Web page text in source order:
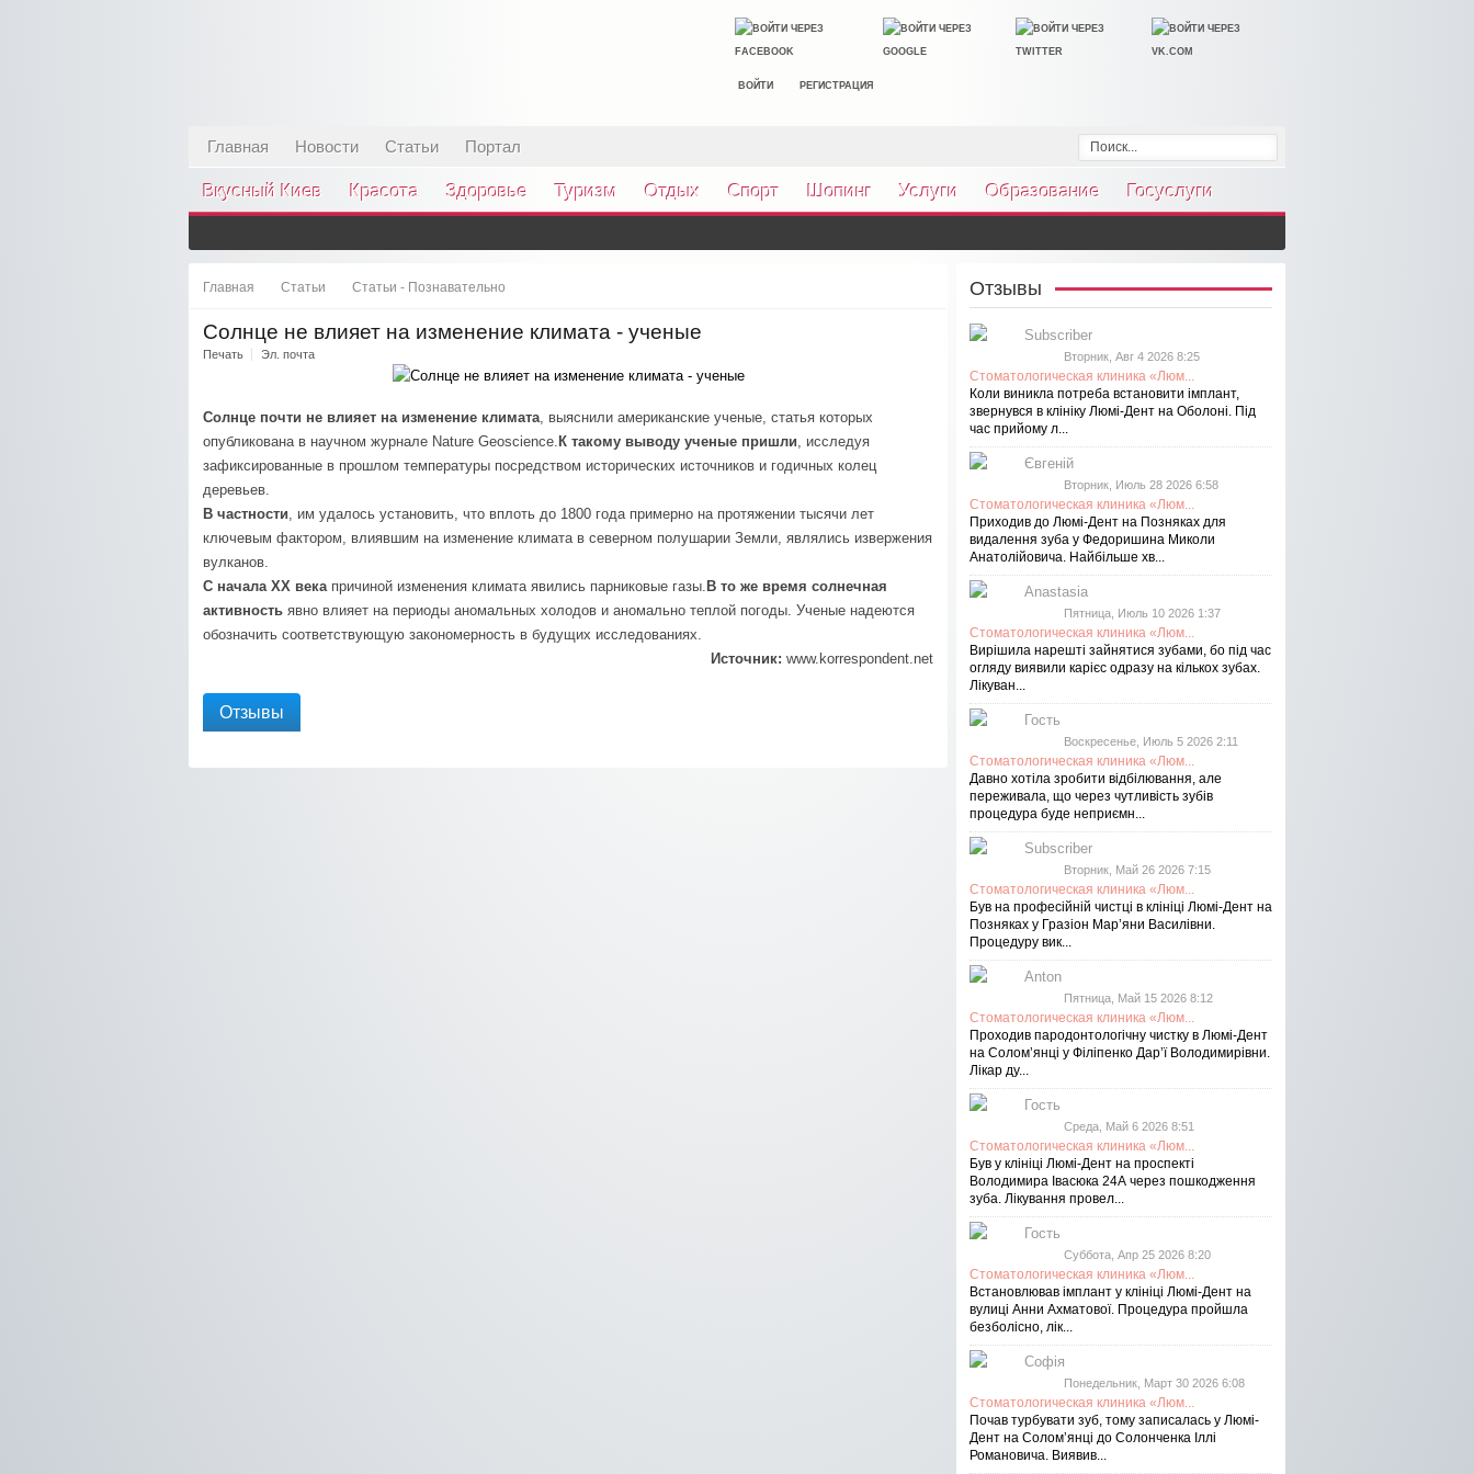
ВОЙТИ РЕГИСТРАЦИЯ
Главная Новости Статьи Портал
Вкусный Киев Красота Здоровье Туризм Отдых Спорт Шопинг Услуги Образование Госуслуги
Главная Статьи Статьи - Познавательно
Солнце не влияет на изменение климата - ученые
Печать Эл. почта
Солнце почти не влияет на изменение климата, выяснили американские ученые, статья которых
опубликована в научном журнале Nature Geoscience. К такому выводу ученые пришли, исследуя
зафиксированные в прошлом температуры посредством исторических источников и годичных колец
деревьев.
В частности, им удалось установить, что вплоть до 1800 года примерно на протяжении тысячи лет
ключевым фактором, влиявшим на изменение климата в северном полушарии Земли, являлись извержения
вулканов.
С начала XX векапричиной изменения климата явились парниковые газы. В то же время солнечная
активность явно влияет на периоды аномальных холодов и аномально теплой погоды. Ученые надеются
обозначить соответствующую закономерность в будущих исследованиях.
Источник: www.korrespondent.net
Отзывы
Отзывы
Subscriber
Вторник, Авг 4 2026 8:25
Стоматологическая клиника «Люм...
Коли виникла потреба встановити імплант,
звернувся в клініку Люмі-Дент на Оболоні. Під
час прийому л...
Євгеній
Вторник, Июль 28 2026 6:58
Стоматологическая клиника «Люм...
Приходив до Люмі-Дент на Позняках для
видалення зуба у Федоришина Миколи
Анатолійовича. Найбільше хв...
Anastasia
Пятница, Июль 10 2026 1:37
Стоматологическая клиника «Люм...
Вирішила нарешті зайнятися зубами, бо під час
огляду виявили карієс одразу на кількох зубах.
Лікуван...
Гость
Воскресенье, Июль 5 2026 2:11
Стоматологическая клиника «Люм...
Давно хотіла зробити відбілювання, але
переживала, що через чутливість зубів
процедура буде неприємн...
Subscriber
Вторник, Май 26 2026 7:15
Стоматологическая клиника «Люм...
Був на професійній чистці в клініці Люмі-Дент на
Позняках у Гразіон Мар’яни Василівни.
Процедуру вик...
Anton
Пятница, Май 15 2026 8:12
Стоматологическая клиника «Люм...
Проходив пародонтологічну чистку в Люмі-Дент
на Солом’янці у Філіпенко Дар’ї Володимирівни.
Лікар ду...
Гость
Среда, Май 6 2026 8:51
Стоматологическая клиника «Люм...
Був у клініці Люмі-Дент на проспекті
Володимира Івасюка 24А через пошкодження
зуба. Лікування провел...
Гость
Суббота, Апр 25 2026 8:20
Стоматологическая клиника «Люм...
Встановлював імплант у клініці Люмі-Дент на
вулиці Анни Ахматової. Процедура пройшла
безболісно, лік...
Софія
Понедельник, Март 30 2026 6:08
Стоматологическая клиника «Люм...
Почав турбувати зуб, тому записалась у Люмі-
Дент на Соломʼянці до Солонченка Іллі
Романовича. Виявив...